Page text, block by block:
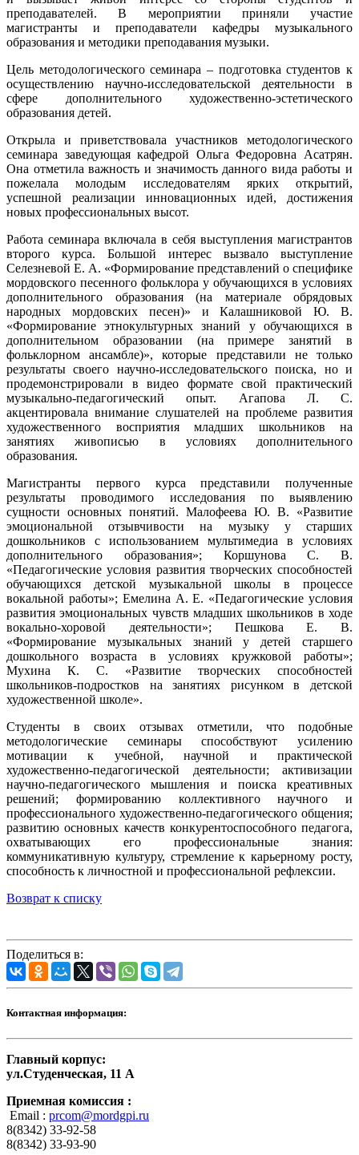
преподавателей. В мероприятии приняли участие
магистранты и преподаватели кафедры музыкального
образования и методики преподавания музыки.
Цель методологического семинара – подготовка студентов к
осуществлению научно-исследовательской деятельности в
сфере дополнительного художественно-эстетического
образования детей.
Открыла и приветствовала участников методологического
семинара заведующая кафедрой Ольга Федоровна Асатрян.
Она отметила важность и значимость данного вида работы и
пожелала молодым исследователям ярких открытий,
успешной реализации инновационных идей, достижения
новых профессиональных высот.
Работа семинара включала в себя выступления магистрантов
второго курса. Большой интерес вызвало выступление
Селезневой Е. А. «Формирование представлений о специфике
мордовского песенного фольклора у обучающихся в условиях
дополнительного образования (на материале обрядовых
народных мордовских песен)» и Калашниковой Ю. В.
«Формирование этнокультурных знаний у обучающихся в
дополнительном образовании (на примере занятий в
фольклорном ансамбле)», которые представили не только
результаты своего научно-исследовательского поиска, но и
продемонстрировали в видео формате свой практический
музыкально-педагогический опыт. Агапова Л. С.
акцентировала внимание слушателей на проблеме развития
художественного восприятия младших школьников на
занятиях живописью в условиях дополнительного
образования.
Магистранты первого курса представили полученные
результаты проводимого исследования по выявлению
сущности основных понятий. Малофеева Ю. В. «Развитие
эмоциональной отзывчивости на музыку у старших
дошкольников с использованием мультимедиа в условиях
дополнительного образования»; Коршунова С. В.
«Педагогические условия развития творческих способностей
обучающихся детской музыкальной школы в процессе
вокальной работы»; Емелина А. Е. «Педагогические условия
развития эмоциональных чувств младших школьников в ходе
вокально-хоровой деятельности»; Пешкова Е. В.
«Формирование музыкальных знаний у детей старшего
дошкольного возраста в условиях кружковой работы»;
Мухина К. С. «Развитие творческих способностей
школьников-подростков на занятиях рисунком в детской
художественной школе».
Студенты в своих отзывах отметили, что подобные
методологические семинары способствуют усилению
мотивации к учебной, научной и практической
художественно-педагогической деятельности; активизации
научно-педагогического мышления и поиска креативных
решений; формированию коллективного научного и
профессионального художественно-педагогического общения;
развитию основных качеств конкурентоспособного педагога,
охватывающих его профессиональные знания:
коммуникативную культуру, стремление к карьерному росту,
способность к личностной и профессиональной рефлексии.
Возврат к списку
Поделиться в:
Контактная информация:
Главный корпус:
ул.Студенческая, 11 А
Приемная комиссия :
Email : prcom@mordgpi.ru
8(8342) 33-92-58
8(8342) 33-93-90